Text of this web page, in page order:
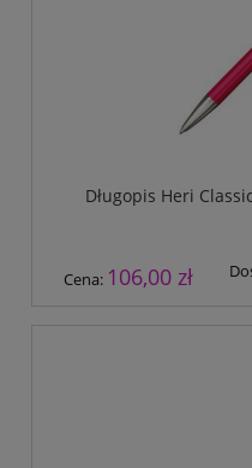
Długopis Heri
Cena: 106,00 zł